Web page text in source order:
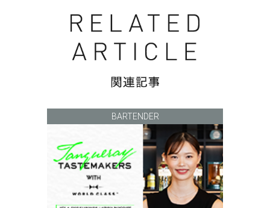
BARTENDER